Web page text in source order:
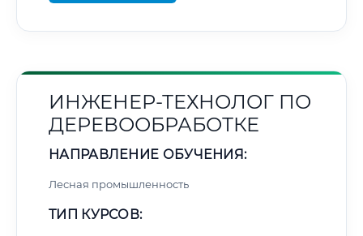
ИНЖЕНЕР-ТЕХНОЛОГ ПО
ДЕРЕВООБРАБОТКЕ
НАПРАВЛЕНИЕ ОБУЧЕНИЯ:
Лесная промышленность
ТИП КУРСОВ: